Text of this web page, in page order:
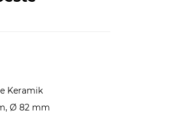
Keramik
Ø 82 mm